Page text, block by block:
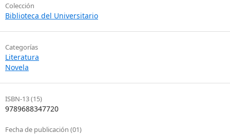
Colección
Biblioteca del Universitario
Categorías
Literatura
Novela
ISBN-13 (15)
9789688347720
Fecha de publicación (01)